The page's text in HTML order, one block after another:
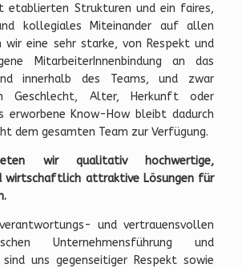
etablierten Strukturen und ein faires,
kollegiales Miteinander auf allen
wir eine sehr starke, von Respekt und
MitarbeiterInnenbindung an das
innerhalb des Teams, und zwar
Geschlecht, Alter, Herkunft oder
erworbene Know-How bleibt dadurch
dem gesamten Team zur Verfügung.
wir qualitativ hochwertige,
wirtschaftlich attraktive Lösungen für
und vertrauensvollen
Unternehmensführung und
sind uns gegenseitiger Respekt sowie